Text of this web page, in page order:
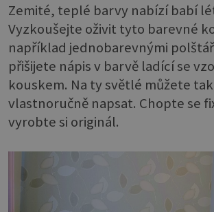
Zemité, teplé barvy nabízí babí
Vyzkoušejte oživit tyto barevné
například jednobarevnými
přišijete nápis v barvě ladící se
kouskem. Na ty světlé můžete
vlastnoručně napsat. Chopte se
vyrobte si originál.